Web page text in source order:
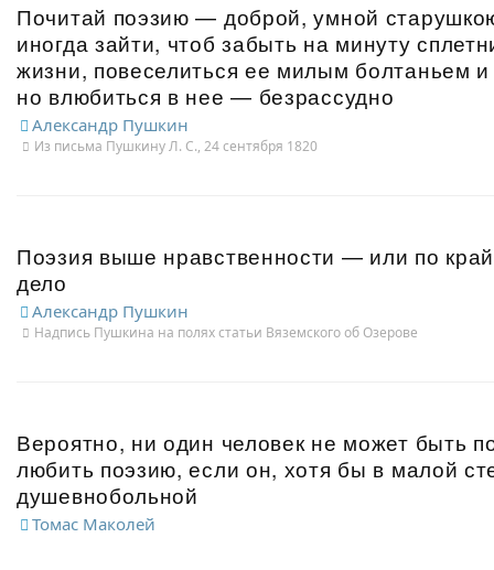
Почитай поэзию — доброй, умной
иногда зайти, чтоб забыть на минуту
жизни, повеселиться ее милым болтаньем и
но влюбиться в нее — безрассудно
Александр Пушкин
Из письма Пушкину Л. С., 24 сентября 1820
Поэзия выше нравственности — или по
дело
Александр Пушкин
Надпись Пушкина на полях статьи Вяземского об Озерове
Вероятно, ни один человек не может быть
любить поэзию, если он, хотя бы в малой
душевнобольной
Томас Маколей